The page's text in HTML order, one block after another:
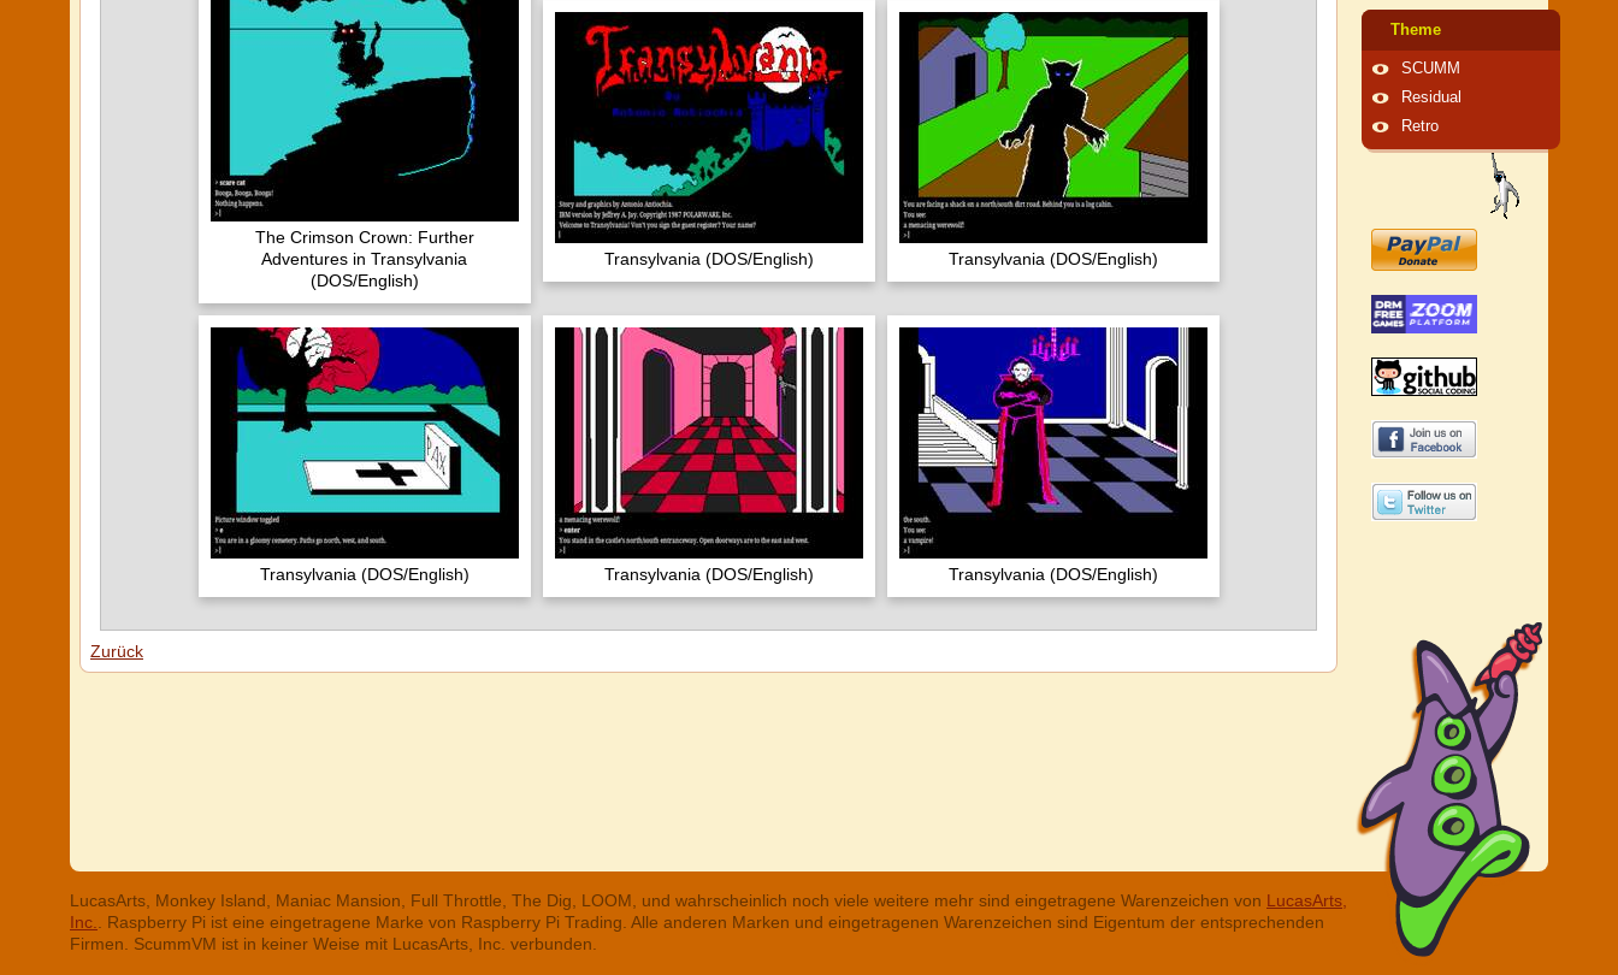
The Crimson Crown: Further
Adventures in Transylvania
(DOS/English)
Transylvania (DOS/English) Transylvania (DOS/English)
Transylvania (DOS/English) Transylvania (DOS/English) Transylvania (DOS/English)
Zurück
Theme
SCUMM
Residual
Retro
LucasArts, Monkey Island, Maniac Mansion, Full Throttle, The Dig, LOOM, und wahrscheinlich noch viele weitere mehr sind eingetragene Warenzeichen von LucasArts,
Inc.
. Raspberry Pi ist eine eingetragene Marke von Raspberry Pi Trading. Alle anderen Marken und eingetragenen Warenzeichen sind Eigentum der entsprechenden
Firmen. ScummVM ist in keiner Weise mit LucasArts, Inc. verbunden.